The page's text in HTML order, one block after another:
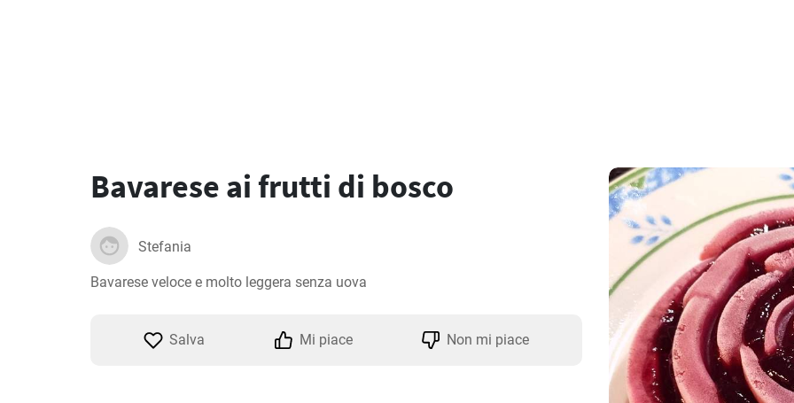
Bavarese ai frutti di bosco
Stefania
Bavarese veloce e molto leggera senza uova
Salva Mi piace Non mi piace